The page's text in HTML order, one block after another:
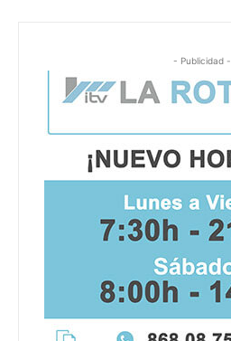
- Publicidad -